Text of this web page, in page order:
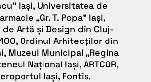
Iași, Universitatea de
„Gr. T. Popa” Iași,
Artă și Design din Cluj-
100, Ordinul Arhitecților din
Muzeul Municipal „Regina
Național Iași, ARTCOR,
Iași, Fontis.